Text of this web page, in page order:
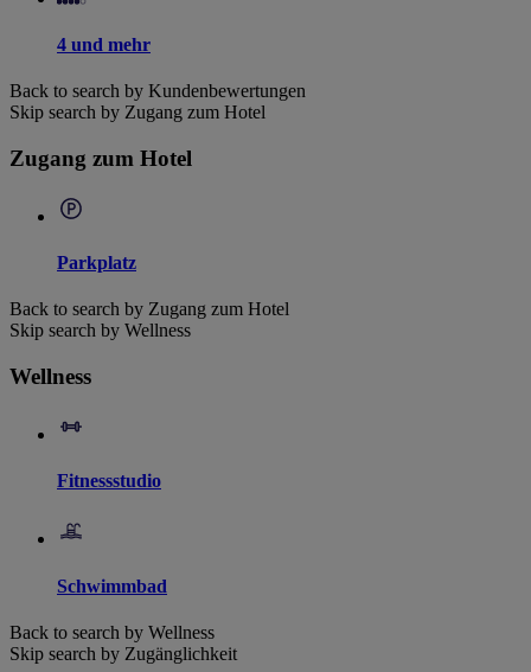
4 und mehr
Back to search by Kundenbewertungen
Skip search by Zugang zum Hotel
Zugang zum Hotel
Parkplatz
Back to search by Zugang zum Hotel
Skip search by Wellness
Wellness
Fitnessstudio
Schwimmbad
Back to search by Wellness
Skip search by Zugänglichkeit